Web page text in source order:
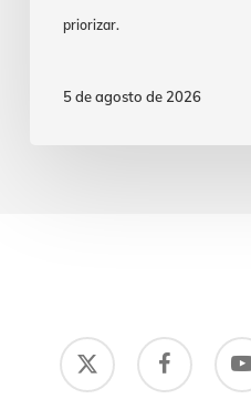
priorizar.
5 de agosto de 2026
x-
twitter
facebook